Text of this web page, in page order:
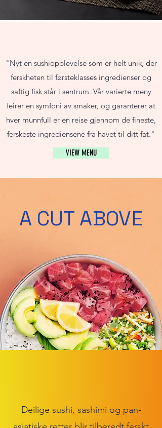
"Nyt en sushiopplevelse som er helt unik, der
ferskheten til førsteklasses ingredienser og
saftig fisk står i sentrum. Vår varierte meny
feirer en symfoni av smaker, og garanterer at
hver munnfull er en reise gjennom de fineste,
ferskeste ingrediensene fra havet til ditt fat."
VIEW MENU
A CUT ABOVE
Deilige sushi, sashimi og pan-